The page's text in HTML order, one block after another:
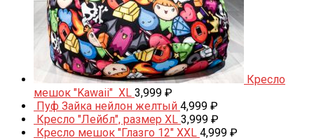
Кресло
мешок "Kawaii" XL 3,999 ₽
Пуф Зайка нейлон желтый 4,999 ₽
Кресло "Лейбл", размер XL 3,999 ₽
Кресло мешок "Глазго 12" XXL 4,999 ₽